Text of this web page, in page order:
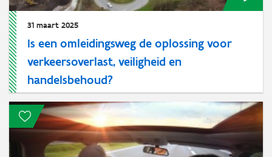
31 maart 2025
Is een omleidingsweg de oplossing voor
verkeersoverlast, veiligheid en
handelsbehoud?